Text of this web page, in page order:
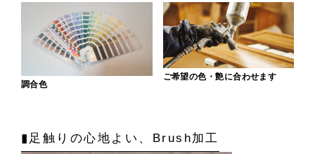
調合色
ご希望の色・艶に合わせます
▮足触りの心地よい、Brush加工